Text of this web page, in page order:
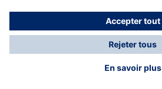
*Les taxes et les frais d'expédition
dans les prix indiqués, sauf
supplémentaires peuvent